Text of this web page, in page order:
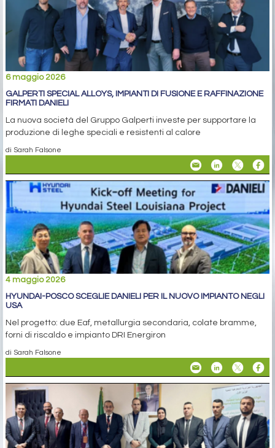
6 maggio 2026
GALPERTI SPECIAL ALLOYS, IMPIANTI DI FUSIONE E RAFFINAZIONE
FIRMATI DANIELI
La nuova società del Gruppo Galperti investe per supportare la
produzione di leghe speciali e resistenti al calore
di Sarah Falsone
4 maggio 2026
HYUNDAI-POSCO SCEGLIE DANIELI PER IL NUOVO IMPIANTO NEGLI
USA
Nel progetto: due Eaf, metallurgia secondaria, colate bramme,
forni di riscaldo e impianto DRI Energiron
di Sarah Falsone